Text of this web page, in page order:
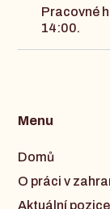
Pracovné
14:00.
Menu
Domů
O práci v
Aktuální pozice